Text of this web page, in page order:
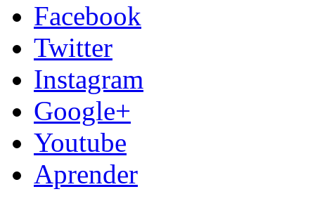
Facebook
Twitter
Instagram
Google+
Youtube
Aprender